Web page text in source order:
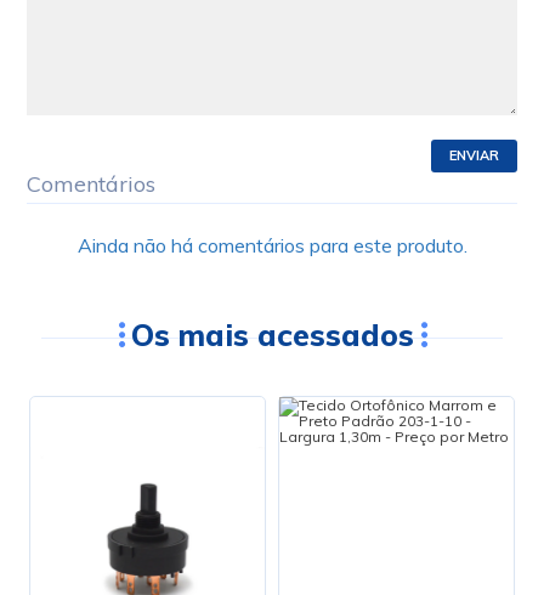
ENVIAR
Comentários
Ainda não há comentários para este produto.
Os mais acessados